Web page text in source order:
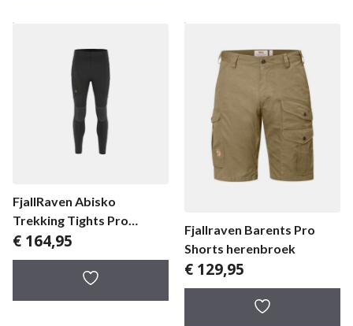
FjallRaven Abisko
Trekking Tights Pro
herenlegging
€ 164,95
Fjallraven Barents Pro
Shorts herenbroek
€ 129,95